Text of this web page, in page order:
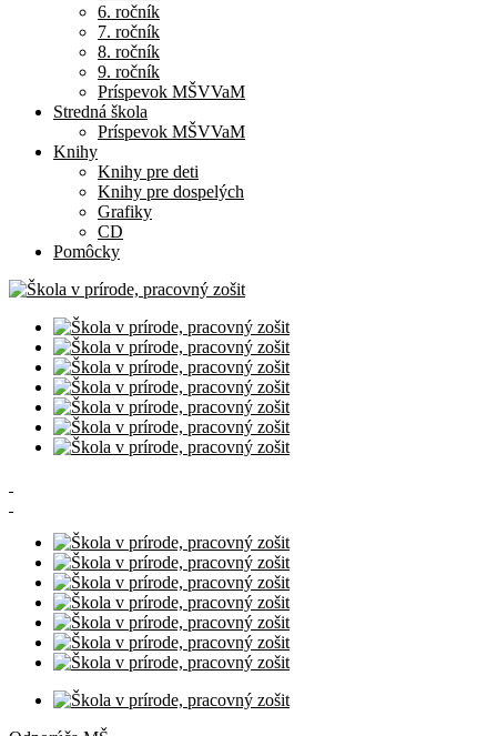
6. ročník
7. ročník
8. ročník
9. ročník
Príspevok MŠVVaM
Stredná škola
Príspevok MŠVVaM
Knihy
Knihy pre deti
Knihy pre dospelých
Grafiky
CD
Pomôcky